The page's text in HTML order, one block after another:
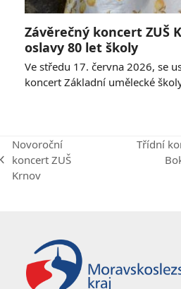
Závěrečný koncert ZUŠ
oslavy 80 let školy
Ve středu 17. června 2026, se
koncert Základní umělecké
previous
post:
Novoroční
koncert ZUŠ
Krnov
Třídní